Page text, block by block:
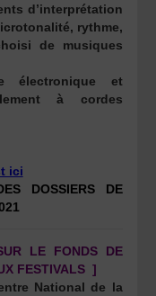
d’interprétation
rythme,
de musiques
électronique et
à cordes
ici
DOSSIERS DE
LE FONDS DE
FESTIVALS ]
National de la